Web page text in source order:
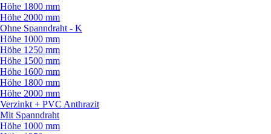
Höhe 1800 mm
Höhe 2000 mm
Ohne Spanndraht - K
Höhe 1000 mm
Höhe 1250 mm
Höhe 1500 mm
Höhe 1600 mm
Höhe 1800 mm
Höhe 2000 mm
Verzinkt + PVC Anthrazit
Mit Spanndraht
Höhe 1000 mm